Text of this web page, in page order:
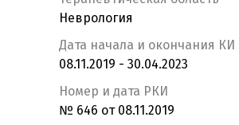
Неврология
Дата начала и окончания КИ
08.11.2019 - 30.04.2023
Номер и дата РКИ
№ 646 от 08.11.2019